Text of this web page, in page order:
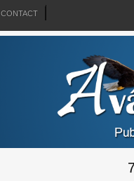
CONTACT